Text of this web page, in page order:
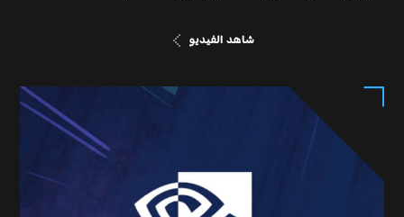
شاهد الفيديو